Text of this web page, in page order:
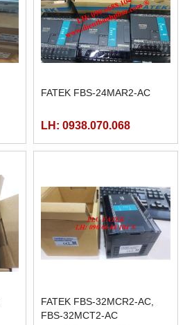
FATEK FBS-24MAR2-AC
LH: 0938.070.068
FATEK FBS-32MCR2-AC,
FBS-32MCT2-AC